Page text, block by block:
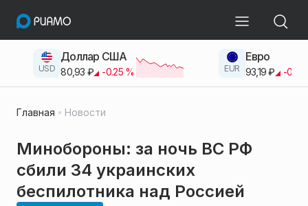
USD
Доллар США
80,93 ₽ -0.25% EUR
Евро
93,19 ₽ -0.42
Главная Новости
Минобороны: за ночь ВС РФ
сбили 34 украинских
беспилотника над Россией